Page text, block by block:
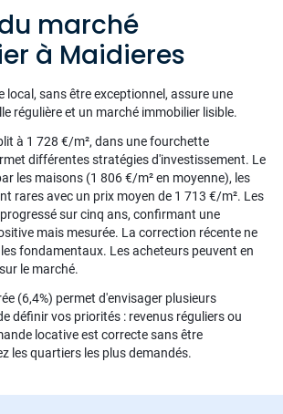
marché
à Maidieres
local, sans être exceptionnel, assure une
régulière et un marché immobilier lisible.
à 1 728 €/m², dans une fourchette
différentes stratégies d'investissement. Le
les maisons (1 806 €/m² en moyenne), les
rares avec un prix moyen de 1 713 €/m². Les
sur cinq ans, confirmant une
mais mesurée. La correction récente ne
fondamentaux. Les acheteurs peuvent en
le marché.
(6,4%) permet d'envisager plusieurs
définir vos priorités : revenus réguliers ou
locative est correcte sans être
les quartiers les plus demandés.